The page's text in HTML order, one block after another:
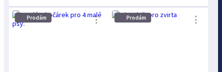
Prodám ⋮ Prodám ⋮